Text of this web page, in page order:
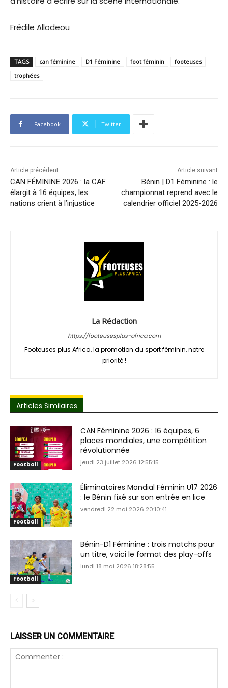
Frédile Allodeou
TAGS can féminine D1 Féminine foot féminin
footeuses
trophées
Facebook Twitter
Article précédent
CAN FÉMININE 2026 : la CAF
élargit à 16 équipes, les
nations crient à l’injustice
Article suivant
Bénin | D1 Féminine : le
championnat reprend avec le
calendrier officiel 2025-2026
La Rédaction
https://footeusesplus-africa.com
Footeuses plus Africa, la promotion du sport féminin, notre
priorité !
Articles Similaires
Football
CAN Féminine 2026 : 16 équipes, 6
places mondiales, une compétition
révolutionnée
jeudi 23 juillet 2026 12:55:15
Football
Éliminatoires Mondial Féminin U17 2026
: le Bénin fixé sur son entrée en lice
vendredi 22 mai 2026 20:10:41
Football
Bénin-D1 Féminine : trois matchs pour
un titre, voici le format des play-offs
lundi 18 mai 2026 18:28:55
LAISSER UN COMMENTAIRE